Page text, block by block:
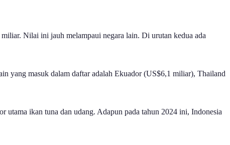
Nilai ini jauh melampaui negara lain. Di urutan kedua ada
yang masuk dalam daftar adalah Ekuador (US$6,1 miliar), Thailand
utama ikan tuna dan udang. Adapun pada tahun 2024 ini, Indonesia